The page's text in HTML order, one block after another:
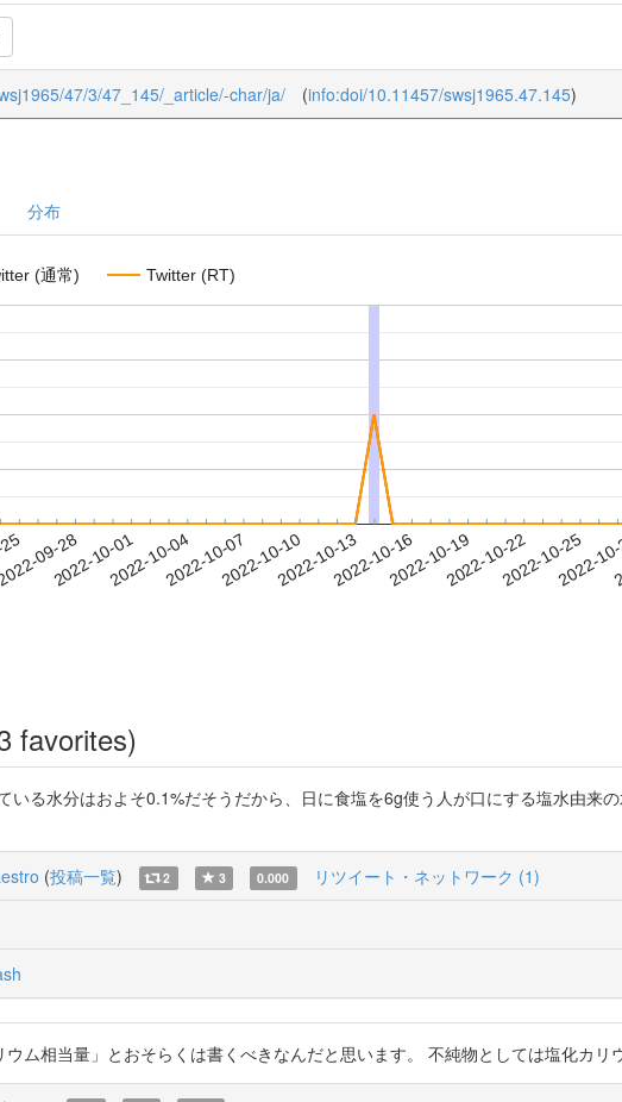
47/3/47_145/_article/-char/ja/ (info:doi/10.11457/swsj1965.47.145)
分布
(通常) Twitter (RT)
09-28
2022-10-012022-10-042022-10-072022-10-102022-10-132022-10-162022-10-192022-10-222022-10-25
2022-
favorites)
る水分はおよそ0.1%だそうだから、日に食塩を6g使う人が口にする塩水由来
(投稿一覧) 2 3 0.000 リツイート・ネットワーク (1)
ム相当量」とおそらくは書くべきなんだと思います。 不純物としては塩化カ